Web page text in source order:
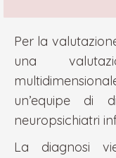
Per la
una
un’equipe di
neuropsichiatri
La diagnosi